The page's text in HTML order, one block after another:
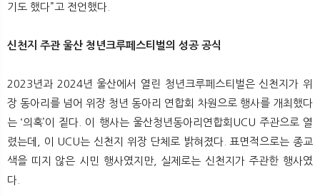
기도 했다”고 전언했다.
신천지 주관 울산 청년크루페스티벌의 성공 공식
2023년과 2024년 울산에서 열린 청년크루페스티벌은 신천지가 위
장 동아리를 넘어 위장 청년 동아리 연합회 차원으로 행사를 개최했다
는 ‘의혹’이 짙다. 이 행사는 울산청년동아리연합회UCU 주관으로 열
렸는데, 이 UCU는 신천지 위장 단체로 밝혀졌다. 표면적으로는 종교
색을 띠지 않은 시민 행사였지만, 실제로는 신천지가 주관한 행사였
다.